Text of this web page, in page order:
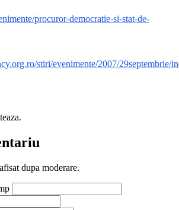
procuror-democratie-si-stat-de-
stiri/evenimente/2007/29septembrie/
dupa moderare.